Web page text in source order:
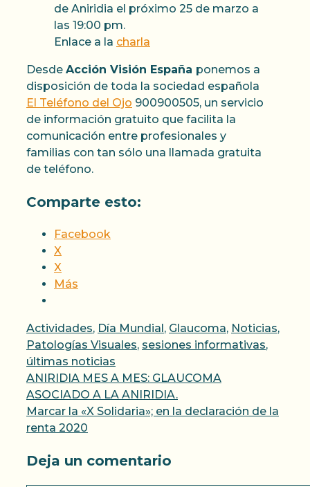
de Aniridia el próximo 25 de marzo a
las 19:00 pm.
Enlace a la charla
Desde Acción Visión España ponemos a
disposición de toda la sociedad española
El Teléfono del Ojo 900900505, un servicio
de información gratuito que facilita la
comunicación entre profesionales y
familias con tan sólo una llamada gratuita
de teléfono.
Comparte esto:
Facebook
X
X
Más
Categorías
Actividades, Día Mundial, Glaucoma, Noticias,
Patologías Visuales, sesiones informativas,
últimas noticias
ANIRIDIA MES A MES: GLAUCOMA
ASOCIADO A LA ANIRIDIA.
Marcar la «X Solidaria»; en la declaración de la
renta 2020
Deja un comentario